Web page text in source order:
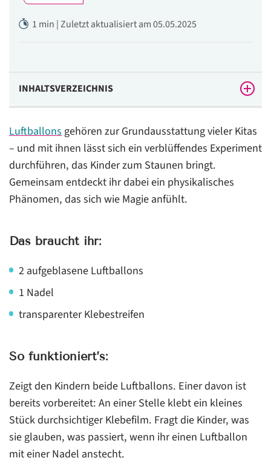
1 min | Zuletzt aktualisiert am 05.05.2025
INHALTSVERZEICHNIS
So funktioniert’s:
Was steckt dahinter?
Tipp für die Praxis:
Luftballonsgehören zur Grundausstattung vieler Kitas
– und mit ihnen lässt sich ein verblüffendes Experiment
durchführen, das Kinder zum Staunen bringt.
Gemeinsam entdeckt ihr dabei ein physikalisches
Phänomen, das sich wie Magie anfühlt.
Das braucht ihr:
2 aufgeblasene Luftballons
1 Nadel
transparenter Klebestreifen
So funktioniert’s:
Zeigt den Kindern beide Luftballons. Einer davon ist
bereits vorbereitet: An einer Stelle klebt ein kleines
Stück durchsichtiger Klebefilm. Fragt die Kinder, was
sie glauben, was passiert, wenn ihr einen Luftballon
mit einer Nadel anstecht.